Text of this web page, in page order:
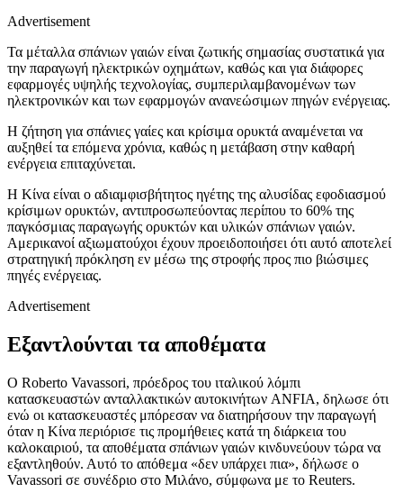
Advertisement
Τα μέταλλα σπάνιων γαιών είναι ζωτικής σημασίας συστατικά για
την παραγωγή ηλεκτρικών οχημάτων, καθώς και για διάφορες
εφαρμογές υψηλής τεχνολογίας, συμπεριλαμβανομένων των
ηλεκτρονικών και των εφαρμογών ανανεώσιμων πηγών ενέργειας.
Η ζήτηση για σπάνιες γαίες και κρίσιμα ορυκτά αναμένεται να
αυξηθεί τα επόμενα χρόνια, καθώς η μετάβαση στην καθαρή
ενέργεια επιταχύνεται.
Η Κίνα είναι ο αδιαμφισβήτητος ηγέτης της αλυσίδας εφοδιασμού
κρίσιμων ορυκτών, αντιπροσωπεύοντας περίπου το 60% της
παγκόσμιας παραγωγής ορυκτών και υλικών σπάνιων γαιών.
Αμερικανοί αξιωματούχοι έχουν προειδοποιήσει ότι αυτό αποτελεί
στρατηγική πρόκληση εν μέσω της στροφής προς πιο βιώσιμες
πηγές ενέργειας.
Advertisement
Εξαντλούνται τα αποθέματα
Ο Roberto Vavassori, πρόεδρος του ιταλικού λόμπι
κατασκευαστών ανταλλακτικών αυτοκινήτων ANFIA, δηλωσε ότι
ενώ οι κατασκευαστές μπόρεσαν να διατηρήσουν την παραγωγή
όταν η Κίνα περιόρισε τις προμήθειες κατά τη διάρκεια του
καλοκαιριού, τα αποθέματα σπάνιων γαιών κινδυνεύουν τώρα να
εξαντληθούν. Αυτό το απόθεμα «δεν υπάρχει πια», δήλωσε ο
Vavassori σε συνέδριο στο Μιλάνο, σύμφωνα με το Reuters.